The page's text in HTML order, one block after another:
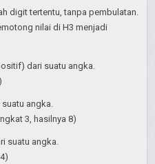
digit tertentu, tanpa pembulatan.
nilai di H3 menjadi
dari suatu angka.
angka.
3, hasilnya 8)
suatu angka.